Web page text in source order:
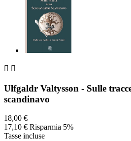
 
Ulfgaldr Valtysson - Sulle
scandinavo
18,00 €
17,10 € Risparmia 5%
Tasse incluse